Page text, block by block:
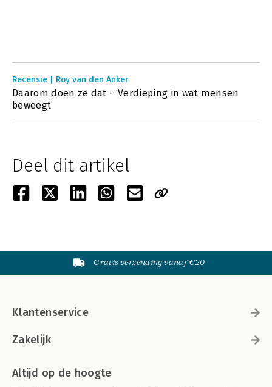
Recensie | Roy van den Anker
Daarom doen ze dat - ‘Verdieping in wat mensen
beweegt’
Deel dit artikel
Gratis verzending vanaf €20
Klantenservice
Zakelijk
Altijd op de hoogte